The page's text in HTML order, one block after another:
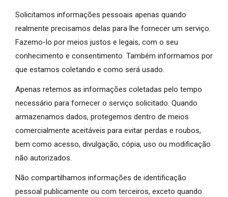
Solicitamos informações pessoais apenas quando
realmente precisamos delas para lhe fornecer um serviço.
Fazemo-lo por meios justos e legais, com o seu
conhecimento e consentimento. Também informamos por
que estamos coletando e como será usado.
Apenas retemos as informações coletadas pelo tempo
necessário para fornecer o serviço solicitado. Quando
armazenamos dados, protegemos dentro de meios
comercialmente aceitáveis ​​para evitar perdas e roubos,
bem como acesso, divulgação, cópia, uso ou modificação
não autorizados.
Não compartilhamos informações de identificação
pessoal publicamente ou com terceiros, exceto quando